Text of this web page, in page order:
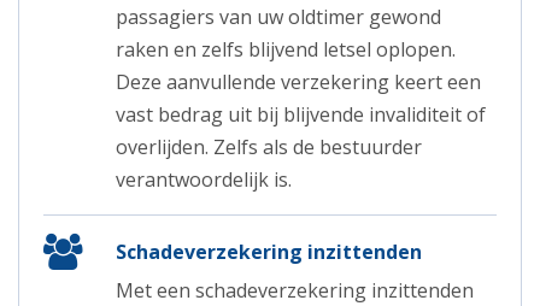
passagiers van uw oldtimer gewond
raken en zelfs blijvend letsel oplopen.
Deze aanvullende verzekering keert een
vast bedrag uit bij blijvende invaliditeit of
overlijden. Zelfs als de bestuurder
verantwoordelijk is.
Schadeverzekering inzittenden
Met een schadeverzekering inzittenden